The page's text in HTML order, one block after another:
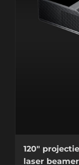
120″
laser beamer